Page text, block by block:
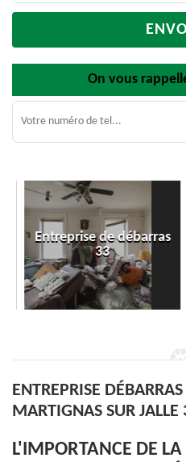
On vous
Entreprise de débarras
33
ENTREPRISE
MARTIGNAS SUR
L'IMPORTANCE DE LA